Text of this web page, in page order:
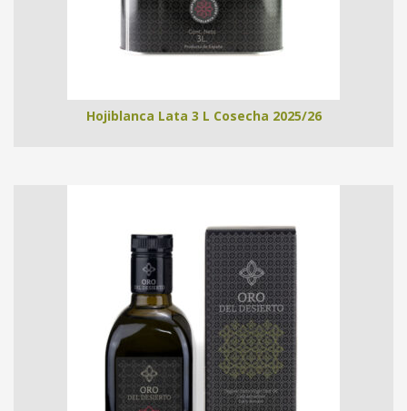
Hojiblanca Lata 3 L Cosecha 2025/26